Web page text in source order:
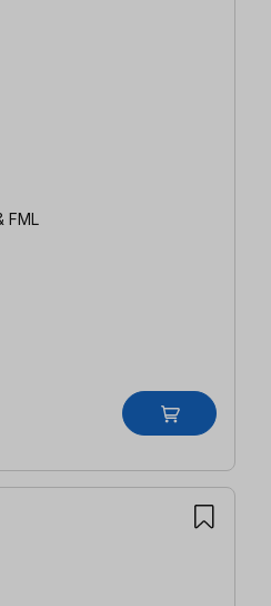
Scie circulaire de table de construction robuste, y compris montage sur table de fraisage Butée précise | Profondeur de coupe 77mm | Pour sauter ELP , OFL & FML